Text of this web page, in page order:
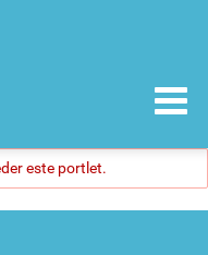
este portlet.